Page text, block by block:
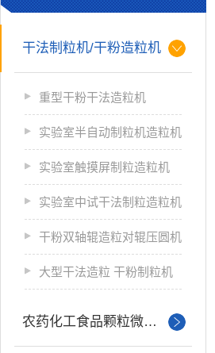
干法制粒机/干粉造粒机
重型干粉干法造粒机
实验室半自动制粒机造粒机
实验室触摸屏制粒造粒机
实验室中试干法制粒造粒机
干粉双轴辊造粒对辊压圆机
大型干法造粒 干粉制粒机
农药化工食品颗粒微丸制粒